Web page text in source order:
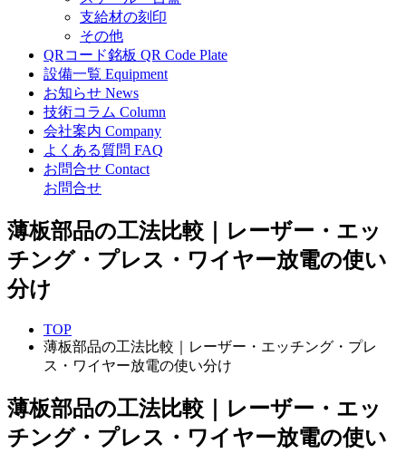
支給材の刻印
その他
QRコード銘板 QR Code Plate
設備一覧 Equipment
お知らせ News
技術コラム Column
会社案内 Company
よくある質問 FAQ
お問合せ Contact
お問合せ
薄板部品の工法比較｜レーザー・エッ
チング・プレス・ワイヤー放電の使い
分け
TOP
薄板部品の工法比較｜レーザー・エッチング・プレ
ス・ワイヤー放電の使い分け
薄板部品の工法比較｜レーザー・エッ
チング・プレス・ワイヤー放電の使い